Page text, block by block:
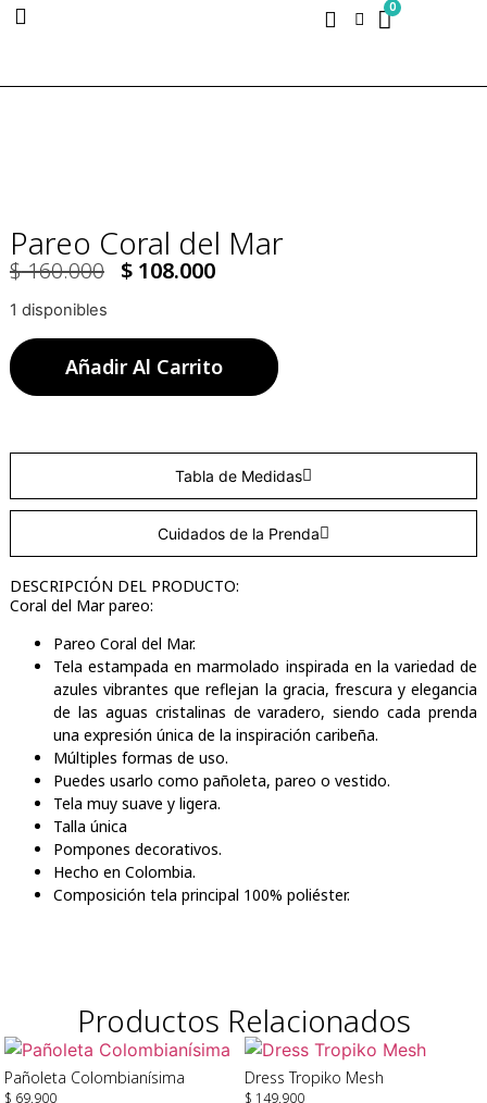
0
Pareo Coral del Mar
$160.000 $108.000
1 disponibles
Añadir Al Carrito
Tabla de Medidas
Cuidados de la Prenda
DESCRIPCIÓN DEL PRODUCTO:
Coral del Mar pareo:
Pareo Coral del Mar.
Tela estampada en marmolado inspirada en la variedad de
azules vibrantes que reflejan la gracia, frescura y elegancia
de las aguas cristalinas de varadero, siendo cada prenda
una expresión única de la inspiración caribeña.
Múltiples formas de uso.
Puedes usarlo como pañoleta, pareo o vestido.
Tela muy suave y ligera.
Talla única
Pompones decorativos.
Hecho en Colombia.
Composición tela principal 100% poliéster.
Productos Relacionados
Pañoleta Colombianísima
$ 69.900
Dress Tropiko Mesh
$ 149.900